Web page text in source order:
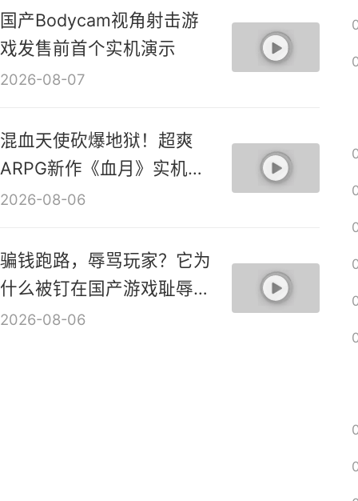
国产Bodycam视角射击游
戏发售前首个实机演示
2026-08-07
混血天使砍爆地狱！超爽
ARPG新作《血月》实机演
示视频
2026-08-06
骗钱跑路，辱骂玩家？它为
什么被钉在国产游戏耻辱柱
上？【是个人物10】
2026-08-06